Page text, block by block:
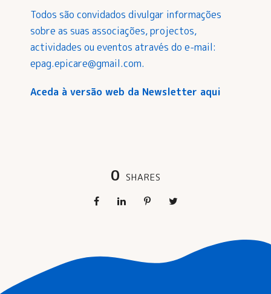
Todos são convidados divulgar informações
sobre as suas associações, projectos,
actividades ou eventos através do e-mail:
epag.epicare@gmail.com.
Aceda à versão web da Newsletter aqui
0 SHARES